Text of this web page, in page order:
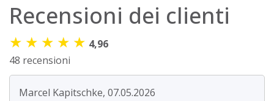
Recensioni dei clienti
★ ★ ★ ★ ★ 4,96
48 recensioni
Marcel Kapitschke, 07.05.2026